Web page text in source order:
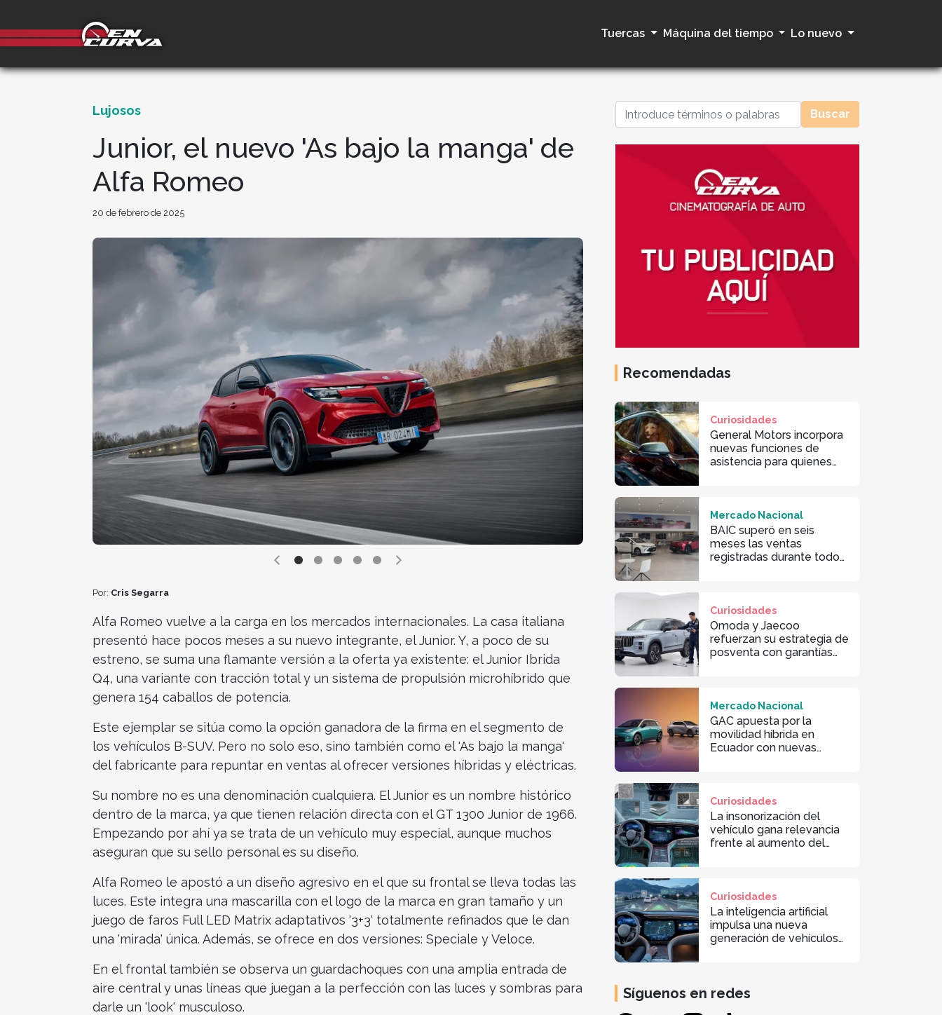
Tuercas Máquina del tiempo Lo nuevo
Lujosos
Junior, el nuevo 'As bajo la manga' de
Alfa Romeo
20 de febrero de 2025
Por: Cris Segarra
Alfa Romeo vuelve a la carga en los mercados internacionales. La casa italiana
presentó hace pocos meses a su nuevo integrante, el Junior. Y, a poco de su
estreno, se suma una flamante versión a la oferta ya existente: el Junior Ibrida
Q4, una variante con tracción total y un sistema de propulsión microhíbrido que
genera 154 caballos de potencia.
Este ejemplar se sitúa como la opción ganadora de la firma en el segmento de
los vehículos B-SUV. Pero no solo eso, sino también como el 'As bajo la manga'
del fabricante para repuntar en ventas al ofrecer versiones híbridas y eléctricas.
Su nombre no es una denominación cualquiera. El Junior es un nombre histórico
dentro de la marca, ya que tienen relación directa con el GT 1300 Junior de 1966.
Empezando por ahí ya se trata de un vehículo muy especial, aunque muchos
aseguran que su sello personal es su diseño.
Alfa Romeo le apostó a un diseño agresivo en el que su frontal se lleva todas las
luces. Este integra una mascarilla con el logo de la marca en gran tamaño y un
juego de faros Full LED Matrix adaptativos '3+3' totalmente refinados que le dan
una 'mirada' única. Además, se ofrece en dos versiones: Speciale y Veloce.
En el frontal también se observa un guardachoques con una amplia entrada de
aire central y unas líneas que juegan a la perfección con las luces y sombras para
darle un 'look' musculoso.
Buscar
Recomendadas
Curiosidades
General Motors incorpora
nuevas funciones de
asistencia para quienes
Mercado Nacional
BAIC superó en seis
meses las ventas
registradas durante todo
Curiosidades
Omoda y Jaecoo
refuerzan su estrategia de
posventa con garantías
Mercado Nacional
GAC apuesta por la
movilidad híbrida en
Ecuador con nuevas
Curiosidades
La insonorización del
vehículo gana relevancia
frente al aumento del
Curiosidades
La inteligencia artificial
impulsa una nueva
generación de vehículos
Síguenos en redes